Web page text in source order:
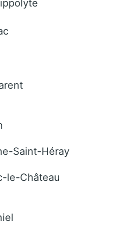
Saint-Héray
le-Château